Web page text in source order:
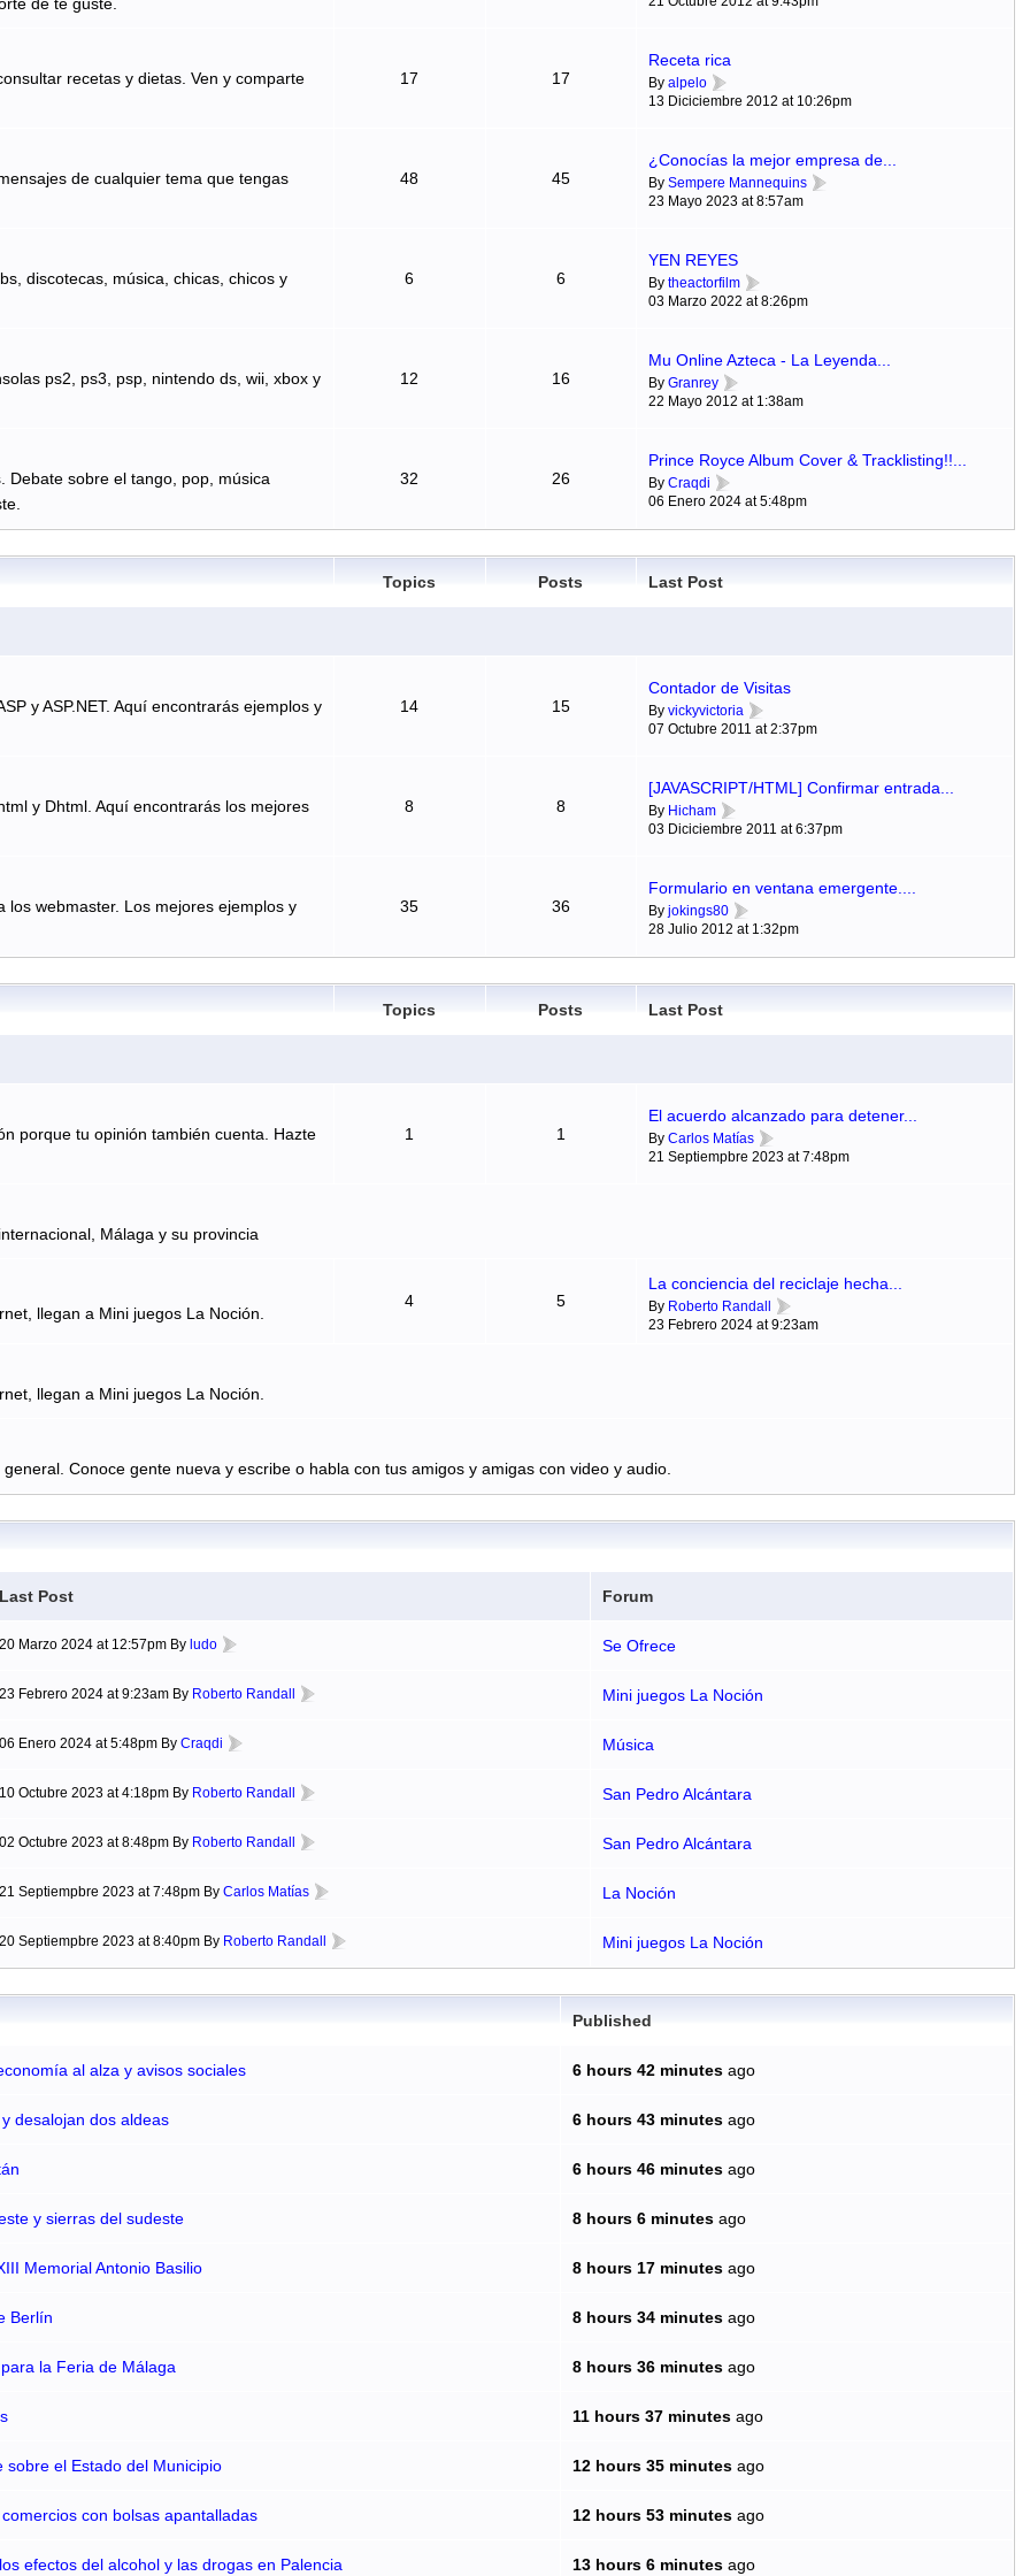
recetas y dietas. Ven y comparte 17 17
Receta rica
By alpelo
13 Diciciembre 2012 at 10:26pm
de cualquier tema que tengas 48 45
¿Conocías la mejor empresa de...
By Sempere Mannequins
23 Mayo 2023 at 8:57am
discotecas, música, chicas, chicos y 6 6
YEN REYES
By theactorfilm
03 Marzo 2022 at 8:26pm
ps2, ps3, psp, nintendo ds, wii, xbox y 12 16
Mu Online Azteca - La Leyenda...
By Granrey
22 Mayo 2012 at 1:38am
Debate sobre el tango, pop, música
32 26
Prince Royce Album Cover & Tracklisting!!...
By Craqdi
06 Enero 2024 at 5:48pm
Topics Posts Last Post
y ASP.NET. Aquí encontrarás ejemplos y 14 15
Contador de Visitas
By vickyvictoria
07 Octubre 2011 at 2:37pm
y Dhtml. Aquí encontrarás los mejores 8 8
[JAVASCRIPT/HTML] Confirmar entrada...
By Hicham
03 Diciciembre 2011 at 6:37pm
webmaster. Los mejores ejemplos y 35 36
Formulario en ventana emergente....
By jokings80
28 Julio 2012 at 1:32pm
Topics Posts Last Post
porque tu opinión también cuenta. Hazte 1 1
El acuerdo alcanzado para detener...
By Carlos Matías
21 Septiempbre 2023 at 7:48pm
Málaga y su provincia
llegan a Mini juegos La Noción.
4 5
La conciencia del reciclaje hecha...
By Roberto Randall
23 Febrero 2024 at 9:23am
llegan a Mini juegos La Noción.
Conoce gente nueva y escribe o habla con tus amigos y amigas con video y audio.
Post Forum
Marzo 2024 at 12:57pm By ludo Se Ofrece
Febrero 2024 at 9:23am By Roberto Randall Mini juegos La Noción
Enero 2024 at 5:48pm By Craqdi Música
Octubre 2023 at 4:18pm By Roberto Randall San Pedro Alcántara
Octubre 2023 at 8:48pm By Roberto Randall San Pedro Alcántara
Septiempbre 2023 at 7:48pm By Carlos Matías La Noción
Septiempbre 2023 at 8:40pm By Roberto Randall Mini juegos La Noción
Published
al alza y avisos sociales 6 hours 42 minutesago
desalojan dos aldeas 6 hours 43 minutesago
6 hours 46 minutesago
y sierras del sudeste 8 hours 6 minutesago
Memorial Antonio Basilio 8 hours 17 minutesago
Berlín 8 hours 34 minutesago
la Feria de Málaga 8 hours 36 minutesago
11 hours 37 minutesago
el Estado del Municipio 12 hours 35 minutesago
con bolsas apantalladas 12 hours 53 minutesago
efectos del alcohol y las drogas en Palencia 13 hours 6 minutesago